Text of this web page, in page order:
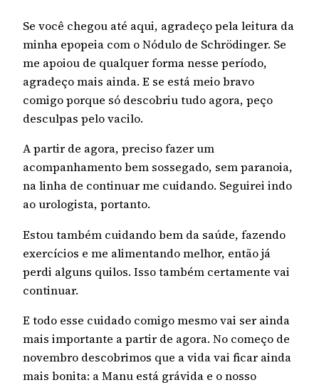
Se você chegou até aqui, agradeço pela leitura da
minha epopeia com o Nódulo de Schrödinger. Se
me apoiou de qualquer forma nesse período,
agradeço mais ainda. E se está meio bravo
comigo porque só descobriu tudo agora, peço
desculpas pelo vacilo.
A partir de agora, preciso fazer um
acompanhamento bem sossegado, sem paranoia,
na linha de continuar me cuidando. Seguirei indo
ao urologista, portanto.
Estou também cuidando bem da saúde, fazendo
exercícios e me alimentando melhor, então já
perdi alguns quilos. Isso também certamente vai
continuar.
E todo esse cuidado comigo mesmo vai ser ainda
mais importante a partir de agora. No começo de
novembro descobrimos que a vida vai ficar ainda
mais bonita: a Manu está grávida e o nosso